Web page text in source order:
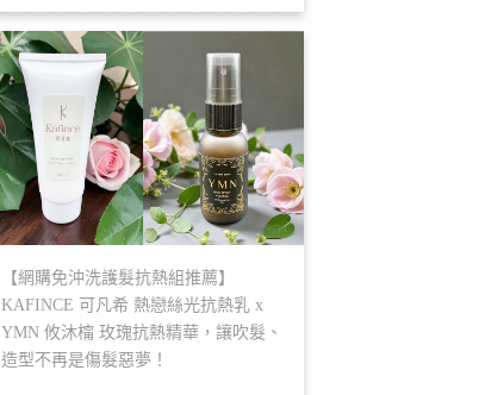
【網購免沖洗護髮抗熱組推薦】
KAFINCE 可凡希 熱戀絲光抗熱乳 x
YMN 攸沐橣 玫瑰抗熱精華，讓吹髮、
造型不再是傷髮惡夢！